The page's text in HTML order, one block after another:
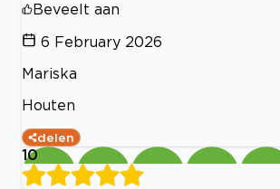
Beveelt aan
6 February 2026
Mariska
Houten
delen
10